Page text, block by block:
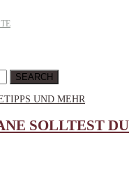
SEARCH
UND MEHR
SOLLTEST DU